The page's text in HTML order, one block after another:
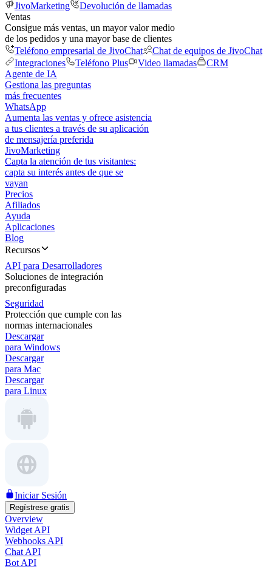
JivoMarketing
Devolución de llamadas
Ventas
Consigue más ventas, un mayor valor medio
de los pedidos y una mayor base de clientes
Teléfono empresarial de JivoChat
Chat de equipos de JivoChat
Integraciones
Teléfono Plus Video llamadas
CRM
Agente de IA
Gestiona las preguntas
más frecuentes
WhatsApp
Aumenta las ventas y ofrece asistencia
a tus clientes a través de su aplicación
de mensajería preferida
JivoMarketing
Capta la atención de tus visitantes:
capta su interés antes de que se
vayan
Precios
Afiliados
Ayuda
Aplicaciones
Blog
Recursos
API para Desarrolladores
Soluciones de integración
preconfiguradas
Seguridad
Protección que cumple con las
normas internacionales
Descargar
para Windows
Descargar
para Mac
Descargar
para Linux
Iniciar Sesión
Regístrese gratis
Overview
Widget API
Webhooks API
Chat API
Bot API